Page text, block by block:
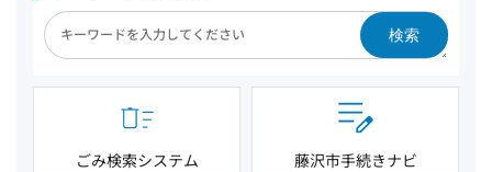
検索
ごみ検索システム 藤沢市手続きナビ